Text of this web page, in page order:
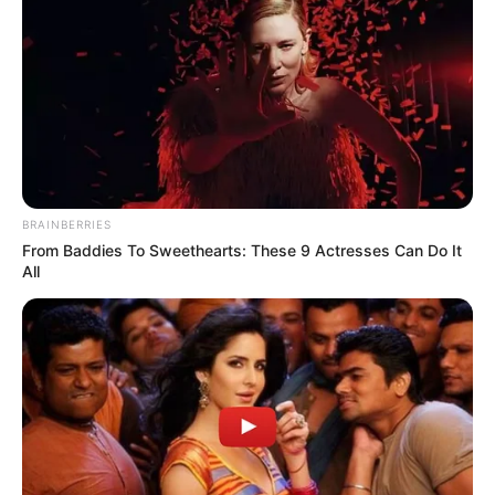
protección y el bienestar de los animales.
No obstante, la administración municipal aclaró que
hasta el momento no existe confirmación oficial de que
los hechos registrados en el video hayan ocurrido dentro
jurisdicción del municipio.
“Frente a las imágenes y videos que circulan en redes
hechos hayan ocurrido en el municipio”, señaló la
LEA TAMBIÉN
Maltrato animal: Encuentran cinco
perros muertos y diez abandonados
dentro de una casa
BRAINBERRIES
From Baddies To Sweethearts: These 9 Actresses Can Do It
All